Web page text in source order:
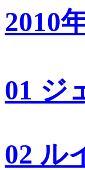
2010
01 ジ
02 ル